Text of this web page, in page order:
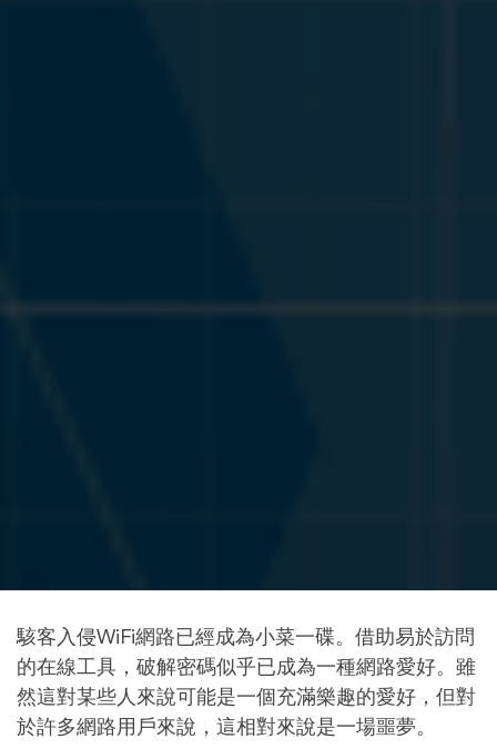
駭客入侵WiFi網路已經成為小菜一碟。借助易於訪問
的在線工具，破解密碼似乎已成為一種網路愛好。雖
然這對某些人來說可能是一個充滿樂趣的愛好，但對
於許多網路用戶來說，這相對來說是一場噩夢。